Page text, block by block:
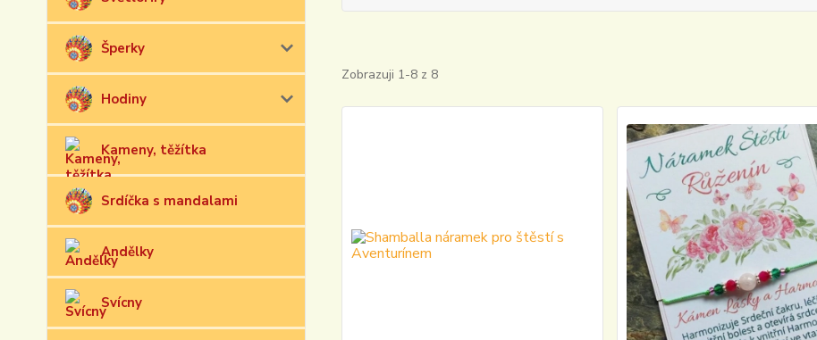
Šperky
Hodiny
Kameny, těžítka
Srdíčka s mandalami
Andělky
Svícny
Zobrazuji 1-8 z 8